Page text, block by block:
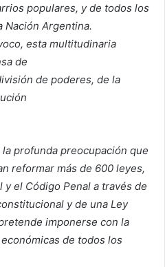
populares, y de todos los
Nación Argentina.
esta multitudinaria
de
de poderes, de la
profunda preocupación que
reformar más de 600 leyes,
el Código Penal a través de
y de una Ley
imponerse con la
de todos los